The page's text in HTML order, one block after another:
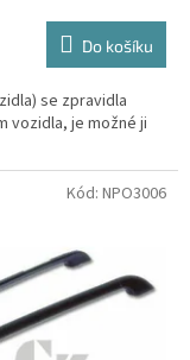
Do košíku
se zpravidla
vozidla, je možné ji
Kód: NPO3006